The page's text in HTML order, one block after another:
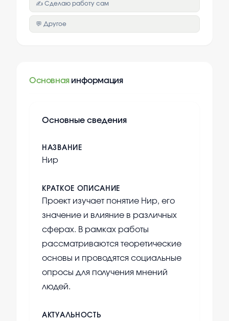
✍️ Сделаю работу сам
💬 Другое
Основная информация
Основные сведения
НАЗВАНИЕ
Нир
КРАТКОЕ ОПИСАНИЕ
Проект изучает понятие Нир, его
значение и влияние в различных
сферах. В рамках работы
рассматриваются теоретические
основы и проводятся социальные
опросы для получения мнений
людей.
АКТУАЛЬНОСТЬ